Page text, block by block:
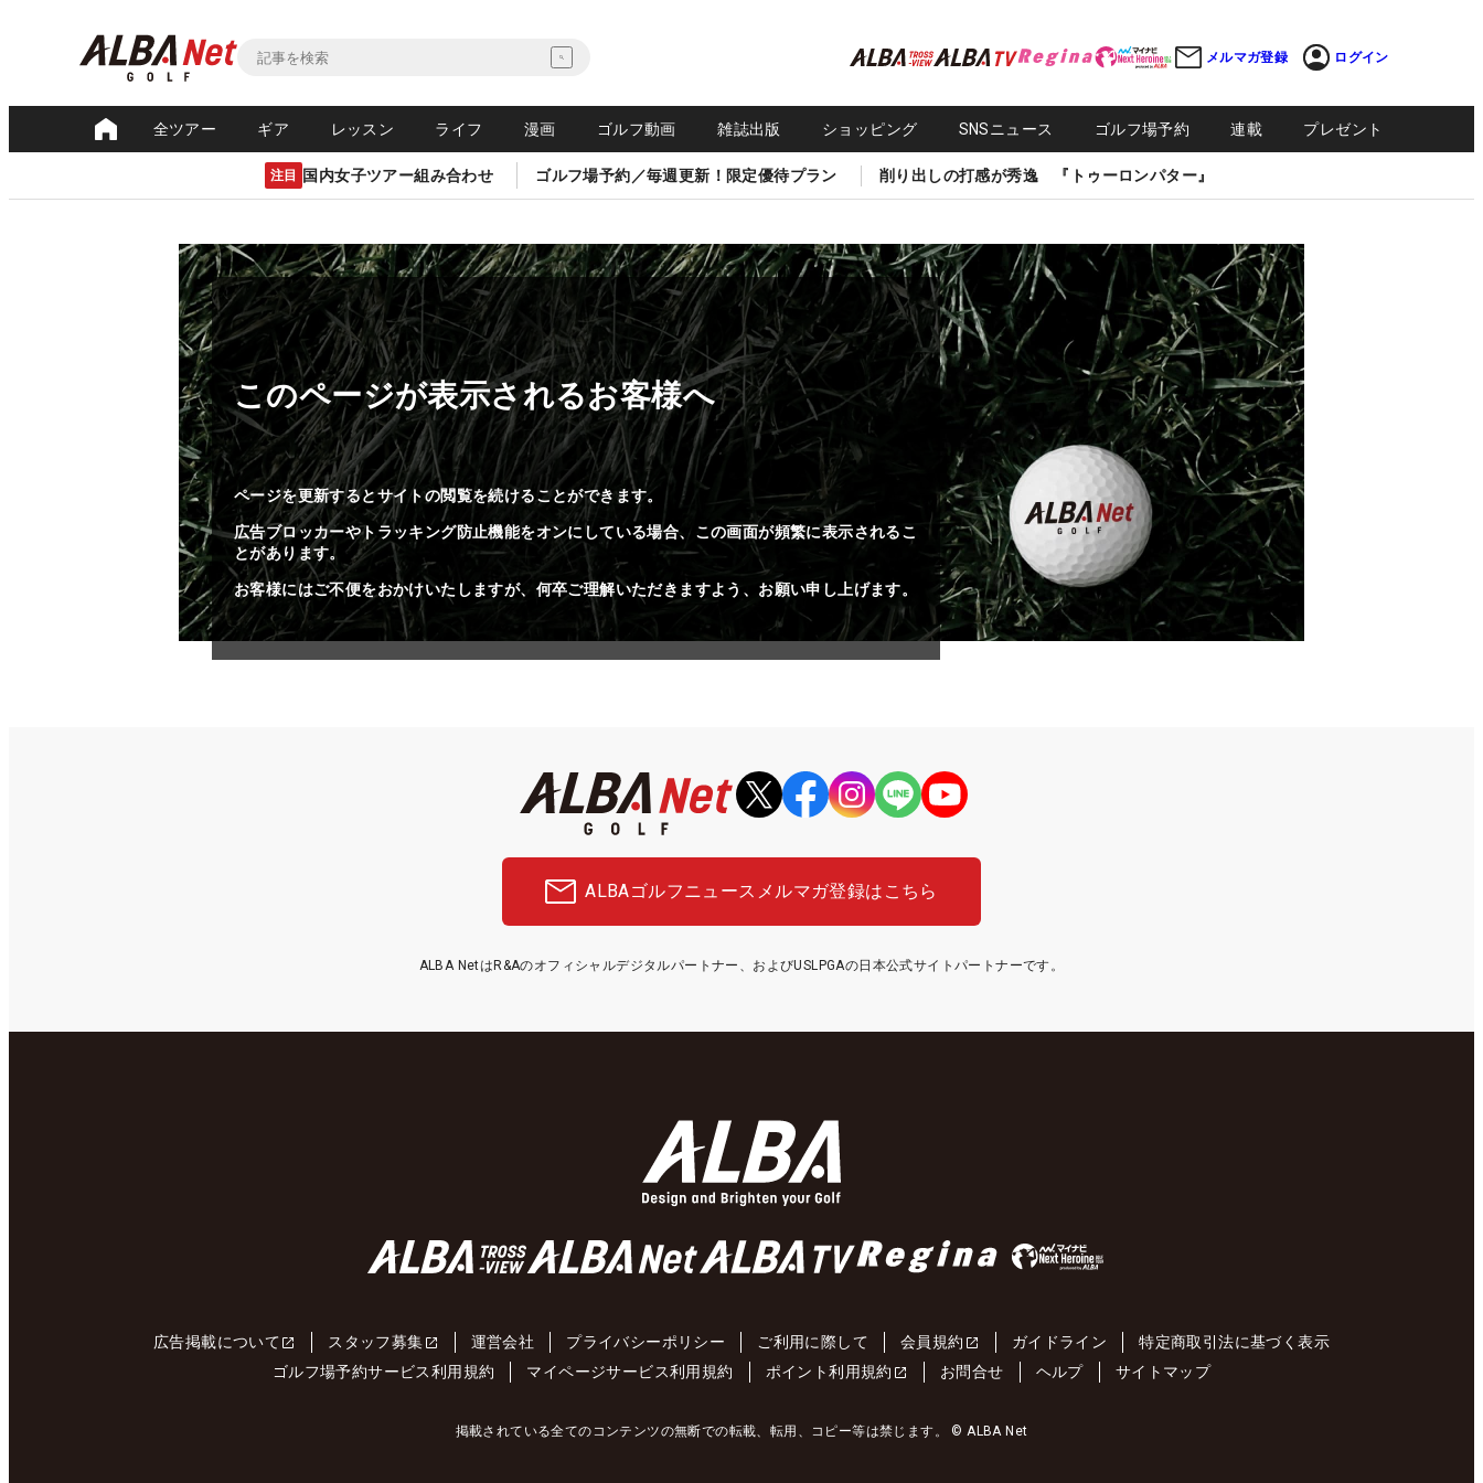
メルマガ登録 ログイン
全ツアー ギア レッスン ライフ 漫画 ゴルフ動画 雑誌出版 ショッピング SNSニュース ゴルフ場予約 連載 プレゼント
注目 国内女子ツアー組み合わせ ゴルフ場予約／毎週更新！限定優待プラン 削り出しの打感が秀逸 『トゥーロンパター』
このページが表示されるお客様へ
ページを更新するとサイトの閲覧を続けることができます。
広告ブロッカーやトラッキング防止機能をオンにしている場合、この画面が頻繁に表示されるこ
とがあります。
お客様にはご不便をおかけいたしますが、何卒ご理解いただきますよう、お願い申し上げます。
ALBAゴルフニュース メルマガ登録はこちら
ALBA NetはR&Aのオフィシャルデジタルパートナー、およびUSLPGAの日本公式サイトパートナーです。
広告掲載について スタッフ募集 運営会社 プライバシーポリシー ご利用に際して 会員規約 ガイドライン
特定商取引法に基づく表示
ゴルフ場予約サービス利用規約
マイページサービス利用規約 ポイント利用規約 お問合せ ヘルプ サイトマップ
掲載されている全てのコンテンツの無断での転載、転用、コピー等は禁じます。 © ALBA Net